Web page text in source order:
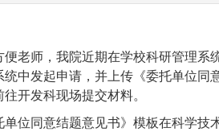
便老师，我院近期在学校科研管理系
统中发起申请，并上传《委托单位同
开发科现场提交材料。
单位同意结题意见书》模板在科学技